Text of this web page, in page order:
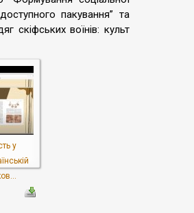
пакування” та
скіфських воїнів: культ
у